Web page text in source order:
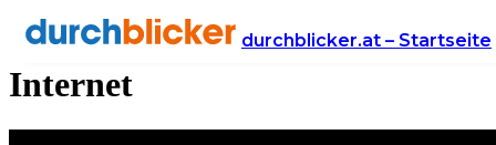
durchblicker.at – Startseite
Neuigkeiten zu Handy &
Internet